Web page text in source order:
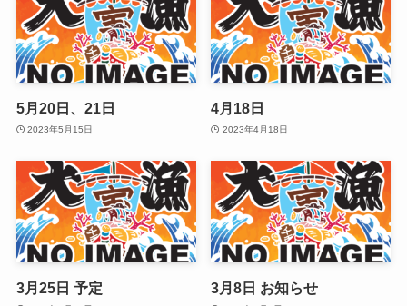
5月20日、21日
2023年5月15日
4月18日
2023年4月18日
3月25日 予定 3月8日 お知らせ